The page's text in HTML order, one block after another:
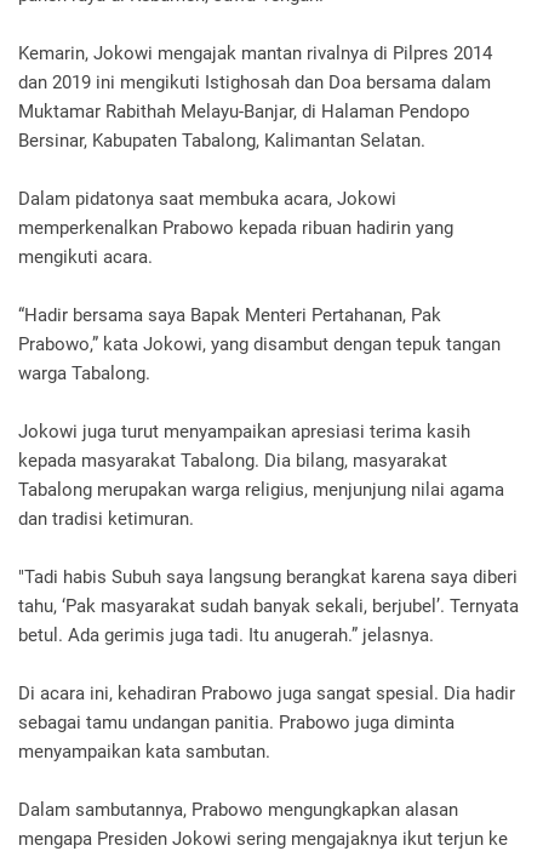
Kemarin, Jokowi mengajak mantan rivalnya di Pilpres 2014
dan 2019 ini mengikuti Istighosah dan Doa bersama dalam
Muktamar Rabithah Melayu-Banjar, di Halaman Pendopo
Bersinar, Kabupaten Tabalong, Kalimantan Selatan.
Dalam pidatonya saat membuka acara, Jokowi
memperkenalkan Prabowo kepada ribuan hadirin yang
mengikuti acara.
“Hadir bersama saya Bapak Menteri Pertahanan, Pak
Prabowo,” kata Jokowi, yang disambut dengan tepuk tangan
warga Tabalong.
Jokowi juga turut menyampaikan apresiasi terima kasih
kepada masyarakat Tabalong. Dia bilang, masyarakat
Tabalong merupakan warga religius, menjunjung nilai agama
dan tradisi ketimuran.
"Tadi habis Subuh saya langsung berangkat karena saya diberi
tahu, ‘Pak masyarakat sudah banyak sekali, berjubel’. Ternyata
betul. Ada gerimis juga tadi. Itu anugerah.” jelasnya.
Di acara ini, kehadiran Prabowo juga sangat spesial. Dia hadir
sebagai tamu undangan panitia. Prabowo juga diminta
menyampaikan kata sambutan.
Dalam sambutannya, Prabowo mengungkapkan alasan
mengapa Presiden Jokowi sering mengajaknya ikut terjun ke